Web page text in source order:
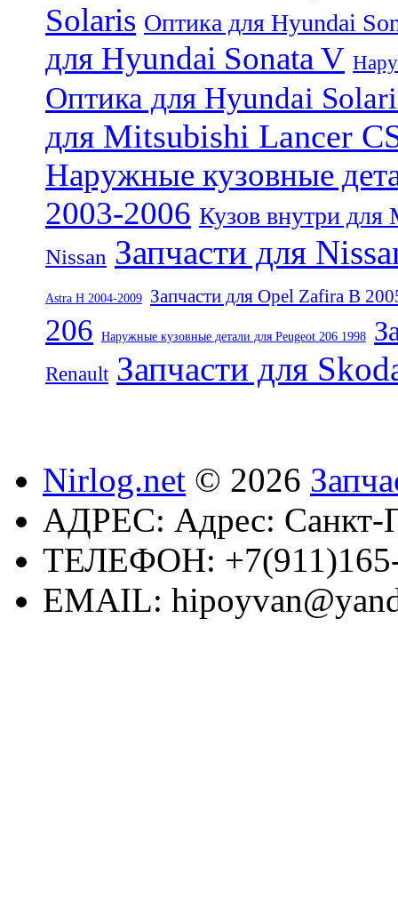
Solaris Оптика для Hyundai
для Hyundai Sonata V
Оптика для Hyundai
для Mitsubishi Lancer
Наружные кузовные
2003-2006 Кузов внутри для
Nissan Запчасти для
Astra H 2004-2009 Запчасти для Opel Zafira B
206 Наружные кузовные детали для Peugeot 206 1998
Renault Запчасти для
Nirlog.net © 2026
АДРЕС: Адрес: Санкт-
ТЕЛЕФОН:
EMAIL: